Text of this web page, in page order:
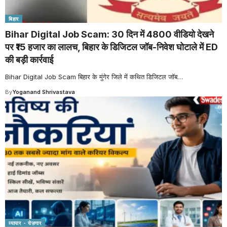
बिहार
Bihar Digital Job Scam: 30 दिन में 4800 वीडियो देखने
पर ₹15 हजार का लालच, बिहार के डिजिटल जॉब-निवेश घोटाले में ED
की बड़ी कार्रवाई
Bihar Digital Job Scam बिहार के मुंगेर जिले में कथित डिजिटल जॉब…
ByYoganand Shrivastava
व्यापार - रोज़गार